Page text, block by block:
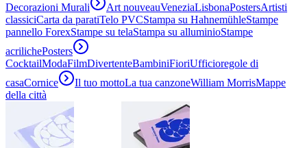
Decorazioni Murali Art nouveauVeneziaLisbonaPostersArtisti
classiciCarta da paratiTelo PVCStampa su HahnemühleStampe
pannello ForexStampe su telaStampa su alluminioStampe
acrilichePosters
CocktailModaFilmDivertenteBambiniFioriUfficioregole di
casaCornice Il tuo mottoLa tua canzoneWilliam MorrisMappe
della città